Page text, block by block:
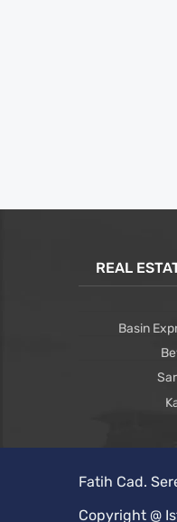
REAL
Basin
Fatih Cad.
Copyright @